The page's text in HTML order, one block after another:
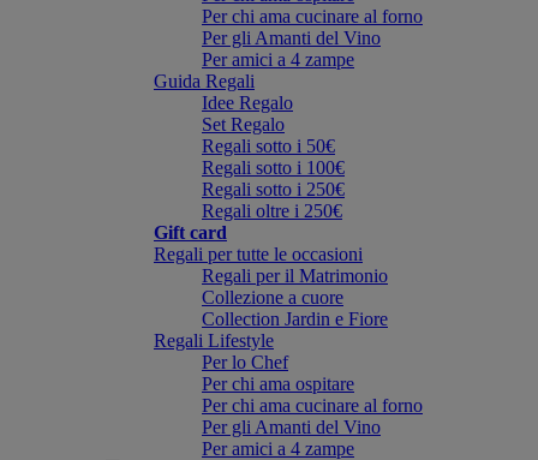
Per chi ama cucinare al forno
Per gli Amanti del Vino
Per amici a 4 zampe
Guida Regali
Idee Regalo
Set Regalo
Regali sotto i 50€
Regali sotto i 100€
Regali sotto i 250€
Regali oltre i 250€
Gift card
Regali per tutte le occasioni
Regali per il Matrimonio
Collezione a cuore
Collection Jardin e Fiore
Regali Lifestyle
Per lo Chef
Per chi ama ospitare
Per chi ama cucinare al forno
Per gli Amanti del Vino
Per amici a 4 zampe